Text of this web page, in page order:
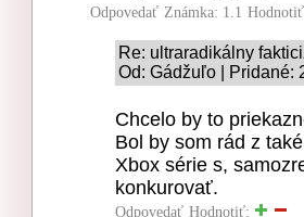
Odpovedať Známka: 1.1
Re: ultraradikálny
Od: Gádžuľo | Pridané:
Chcelo by to
Bol by som rád z
Xbox série s,
konkurovať.
Odpovedať Hodnotiť: